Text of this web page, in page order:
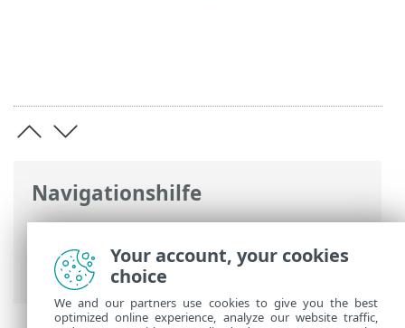
Navigationshilfe
ESET Online-Hilfe>ESET Endpoint
Security >ESET Endpoint Security
verwenden> Übersicht
Your account, your cookies
choice
We and our partners use cookies to give you the best
optimized online experience, analyze our website traffic,